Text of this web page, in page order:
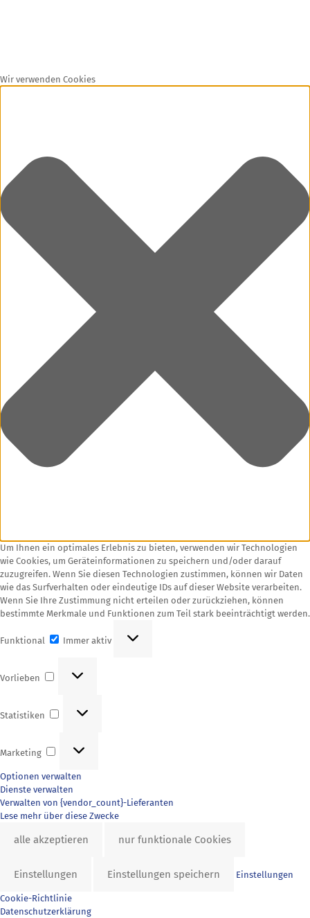
Wir verwenden Cookies
Um Ihnen ein optimales Erlebnis zu bieten, verwenden wir Technologien
wie Cookies, um Geräteinformationen zu speichern und/oder darauf
zuzugreifen. Wenn Sie diesen Technologien zustimmen, können wir Daten
wie das Surfverhalten oder eindeutige IDs auf dieser Website verarbeiten.
Wenn Sie Ihre Zustimmung nicht erteilen oder zurückziehen, können
bestimmte Merkmale und Funktionen zum Teil stark beeinträchtigt werden.
Funktional
Immer aktiv
Vorlieben
Statistiken
Marketing
Optionen verwalten
Dienste verwalten
Verwalten von {vendor_count}-Lieferanten
Lese mehr über diese Zwecke
alle akzeptieren nur funktionale Cookies
Einstellungen Einstellungen speichern Einstellungen
Cookie-Richtlinie
Datenschutzerklärung